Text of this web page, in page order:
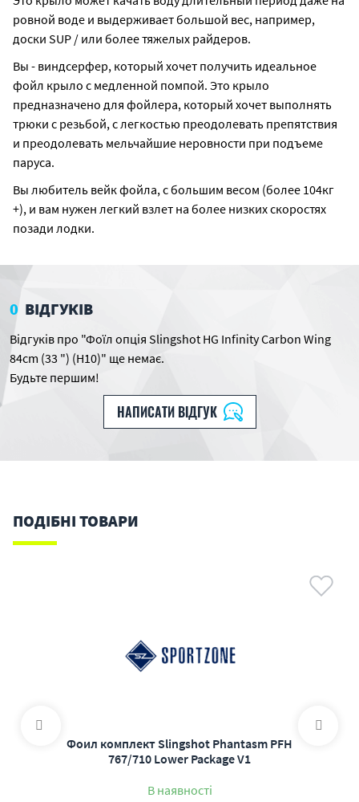
ровной воде и выдерживает большой вес, например,
доски SUP / или более тяжелых райдеров.
Вы - виндсерфер, который хочет получить идеальное
фойл крыло с медленной помпой. Это крыло
предназначено для фойлера, который хочет выполнять
трюки с резьбой, с легкостью преодолевать препятствия
и преодолевать мельчайшие неровности при подъеме
паруса.
Вы любитель вейк фойла, с большим весом (более 104кг
+), и вам нужен легкий взлет на более низких скоростях
позади лодки.
0 ВІДГУКІВ
Відгуків про "Фоїл опція Slingshot HG Infinity Carbon Wing
84cm (33 ") (H10)" ще немає.
Будьте першим!
НАПИСАТИ ВІДГУК
ПОДІБНІ ТОВАРИ
Фоил комплект Slingshot Phantasm PFH
767/710 Lower Package V1
В наявності